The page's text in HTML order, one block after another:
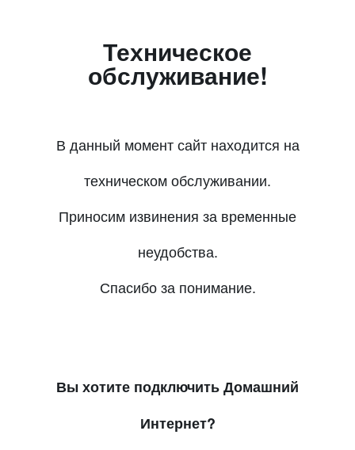
Техническое
обслуживание!
В данный момент сайт находится на
техническом обслуживании.
Приносим извинения за временные
неудобства.
Спасибо за понимание.
Вы хотите подключить Домашний
Интернет?